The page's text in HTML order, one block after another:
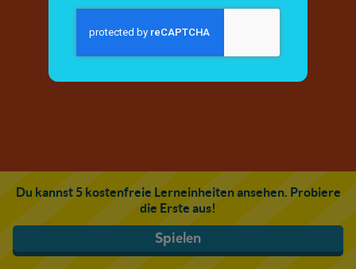
Du kannst 5 kostenfreie Lerneinheiten ansehen. Probiere
die Erste aus!
Spielen